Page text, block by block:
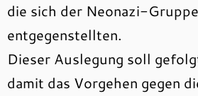
die sich der Neonazi-Gruppe
entgegenstellten.
Dieser Auslegung soll
damit das Vorgehen gegen